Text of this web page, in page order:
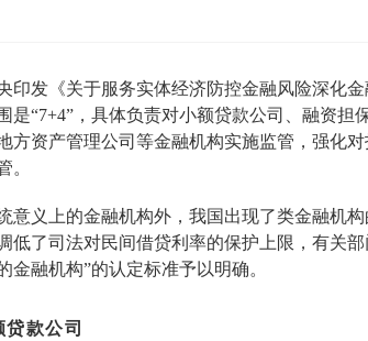
印发《关于服务实体经济防控金融风险深化
是“7+4”，具体负责对小额贷款公司、融资
方资产管理公司等金融机构实施监管，强化
。
意义上的金融机构外，我国出现了类金融机
低了司法对民间借贷利率的保护上限，有关
金融机构”的认定标准予以明确。
款公司